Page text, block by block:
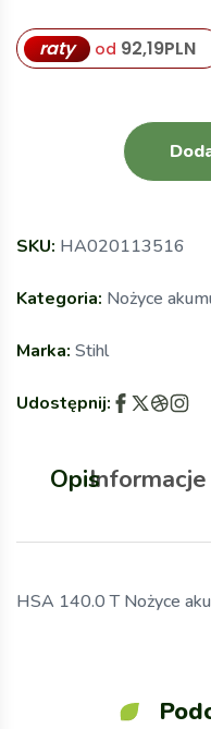
raty od 92,19PLN
SKU: HA020113516
Kategoria: Nożyce
Marka: Stihl
Udostępnij:
Opis
HSA 140.0 T Nożyce